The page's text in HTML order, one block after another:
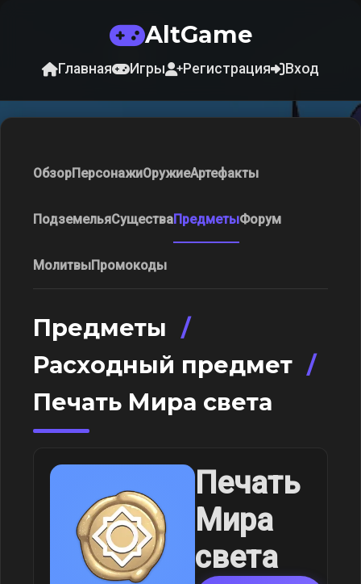
AltGame
Главная Игры Регистрация Вход
ОбзорПерсонажиОружиеАртефакты
ПодземельяСуществаПредметыФорум
МолитвыПромокоды
Предметы /
Расходный предмет /
Печать Мира света
Печать
Мира
света